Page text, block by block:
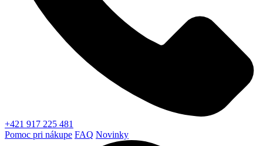
+421 917 225 481
Pomoc pri nákupe FAQ Novinky